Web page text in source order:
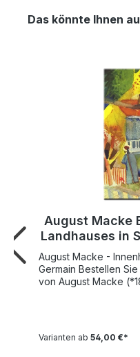
Das könnte Ihnen
August Macke
Landhauses in
August Macke -
Germain Bestellen
von August Macke
Expressionismus und
Varianten ab 54,00 €*